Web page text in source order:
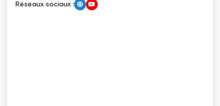
Réseaux sociaux :